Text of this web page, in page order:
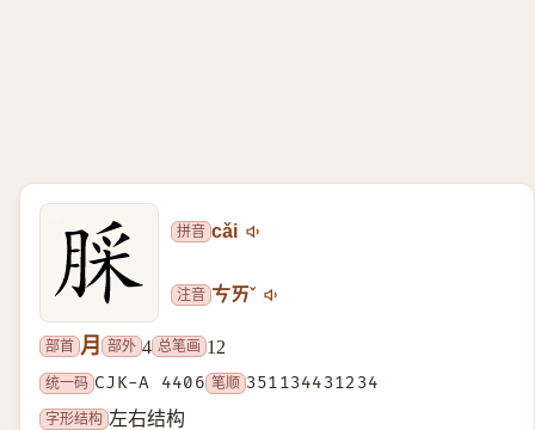
拼音 cǎi
注音 ㄘㄞˇ
部首 月 部外 4 总笔画 12
统一码 CJK-A 4406 笔顺 351134431234
字形结构 左右结构